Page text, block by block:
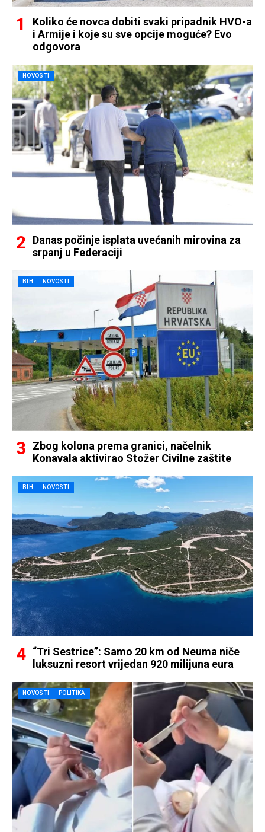
Koliko će novca dobiti svaki pripadnik HVO-a
i Armije i koje su sve opcije moguće? Evo
odgovora
NOVOSTI
Danas počinje isplata uvećanih mirovina za
srpanj u Federaciji
BIH NOVOSTI
Zbog kolona prema granici, načelnik
Konavala aktivirao Stožer Civilne zaštite
BIH NOVOSTI
“Tri Sestrice”: Samo 20 km od Neuma niče
luksuzni resort vrijedan 920 milijuna eura
NOVOSTI POLITIKA